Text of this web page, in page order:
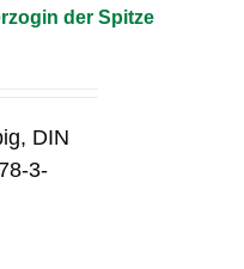
der Spitze
DIN
3-